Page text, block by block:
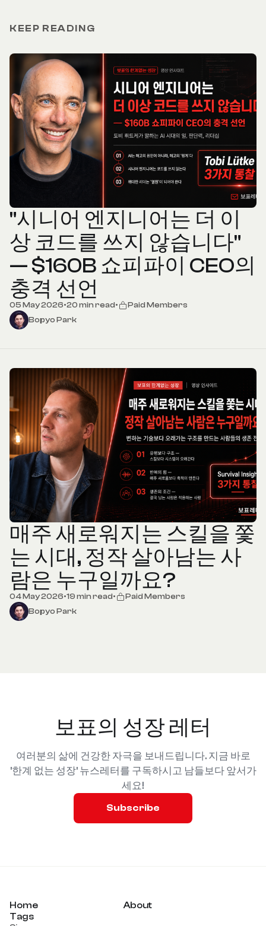
KEEP READING
"시니어 엔지니어는 더 이
상 코드를 쓰지 않습니다"
— $160B 쇼피파이 CEO의
충격 선언
05 May 2026•20 min read•
Paid Members
Bopyo Park
매주 새로워지는 스킬을 쫓
는 시대, 정작 살아남는 사
람은 누구일까요?
04 May 2026•19 min read•
Paid Members
Bopyo Park
보표의 성장 레터
여러분의 삶에 건강한 자극을 보내드립니다. 지금 바로
'한계 없는 성장' 뉴스레터를 구독하시고 남들보다 앞서가
세요!
Subscribe
Home
About
Tags